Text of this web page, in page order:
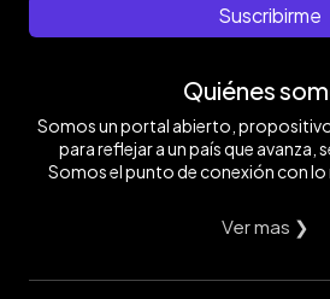
Suscribirme
Quiénes
Somos un portal abierto,
para reflejar a un país que avanza,
Somos el punto de conexión con lo
Ver mas ❯